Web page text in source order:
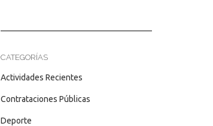
CATEGORÍAS
Actividades Recientes
Contrataciones Públicas
Deporte